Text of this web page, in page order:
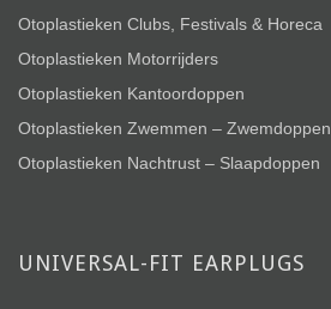
Otoplastieken Clubs, Festivals & Horeca
Otoplastieken Motorrijders
Otoplastieken Kantoordoppen
Otoplastieken Zwemmen – Zwemdoppen
Otoplastieken Nachtrust – Slaapdoppen
UNIVERSAL-FIT EARPLUGS